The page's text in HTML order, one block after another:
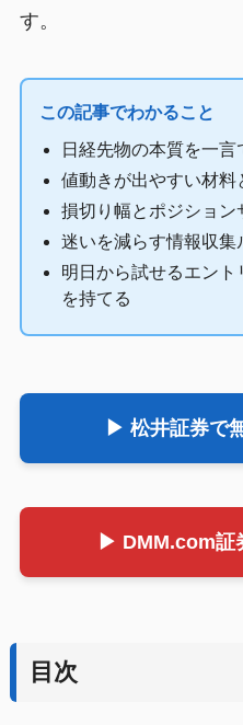
す。
この記事でわかること
日経先物の本質を一言
値動きが出やすい材料
損切り幅とポジション
迷いを減らす情報収集
明日から試せるエン
を持てる
▶ 松井証券で
▶ DMM.com証
目次